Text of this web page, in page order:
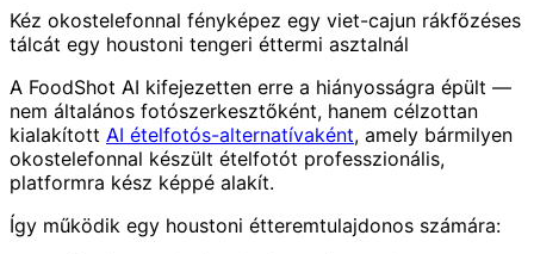
Kéz okostelefonnal fényképez egy viet-cajun rákfőzéses
tálcát egy houstoni tengeri éttermi asztalnál
A FoodShot AI kifejezetten erre a hiányosságra épült —
nem általános fotószerkesztőként, hanem célzottan
kialakított AI ételfotós-alternatívaként, amely bármilyen
okostelefonnal készült ételfotót professzionális,
platformra kész képpé alakít.
Így működik egy houstoni étteremtulajdonos számára: